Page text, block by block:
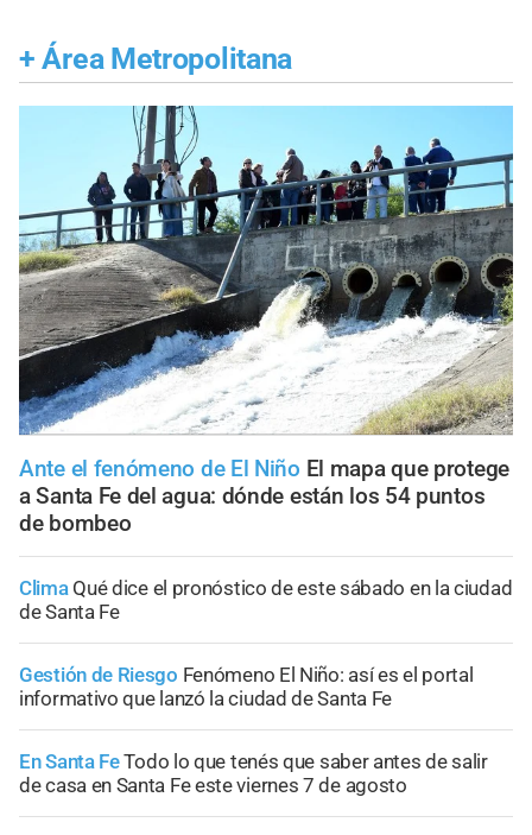
+ Área Metropolitana
Ante el fenómeno de El Niño El mapa que protege
a Santa Fe del agua: dónde están los 54 puntos
de bombeo
Clima Qué dice el pronóstico de este sábado en la ciudad
de Santa Fe
Gestión de Riesgo Fenómeno El Niño: así es el portal
informativo que lanzó la ciudad de Santa Fe
En Santa FeTodo lo que tenés que saber antes de salir
de casa en Santa Fe este viernes 7 de agosto